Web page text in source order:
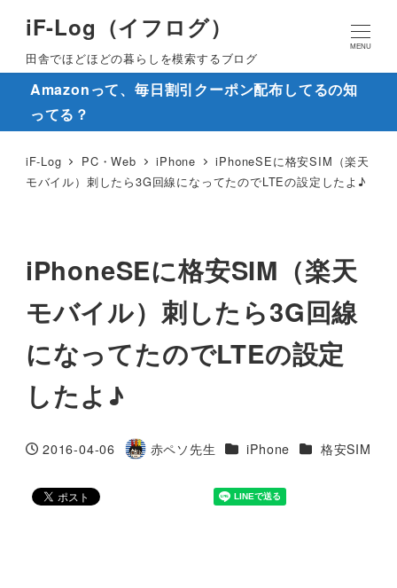
iF-Log（イフログ）
田舎でほどほどの暮らしを模索するブログ
MENU
Amazonって、毎日割引クーポン配布してるの知
ってる？
iF-Log PC・Web iPhone
iPhoneSEに格安SIM（楽天
モバイル）刺したら3G回線になってたのでLTEの設定したよ♪
iPhoneSEに格安SIM（楽天
モバイル）刺したら3G回線
になってたのでLTEの設定
したよ♪
投稿日
2016-04-06
著
赤ペソ先生 カテゴリー
iPhone カテゴリー
格安SIM